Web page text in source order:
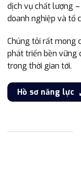
dịch vụ chất lượng
doanh nghiệp và tổ
Chúng tôi rất mong
phát triển bền vững
trong thời gian tới.
Hồ sơ năng lực